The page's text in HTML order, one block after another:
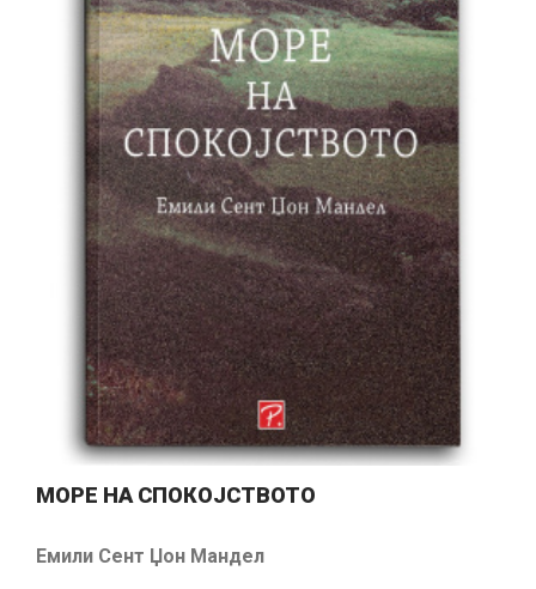
МОРЕ НА СПОКОЈСТВОТО
Емили Сент Џон Мандел